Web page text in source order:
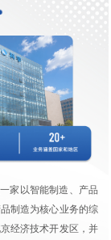
家以智能制造、产品
制造为核心业务的综
经济技术开发区，并